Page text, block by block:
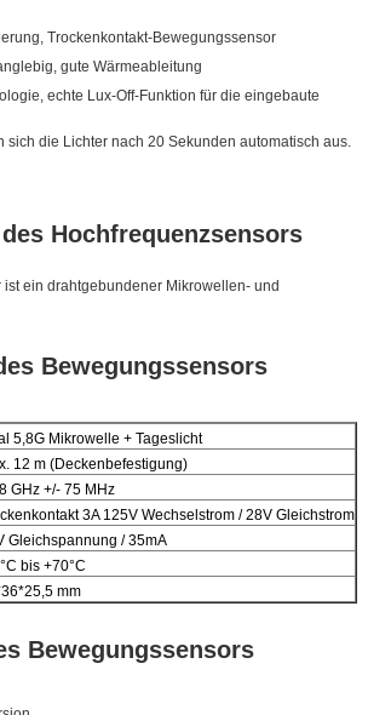
Trockenkontakt-Bewegungssensor
gute Wärmeableitung
echte Lux-Off-Funktion für die eingebaute
sich die Lichter nach 20 Sekunden automatisch aus.
Hochfrequenzsensors
ein drahtgebundener Mikrowellen- und
Bewegungssensors
5,8G Mikrowelle + Tageslicht
12 m (Deckenbefestigung)
GHz +/- 75 MHz
3A 125V Wechselstrom / 28V Gleichstrom
Gleichspannung / 35mA
bis +70°C
mm
Bewegungssensors